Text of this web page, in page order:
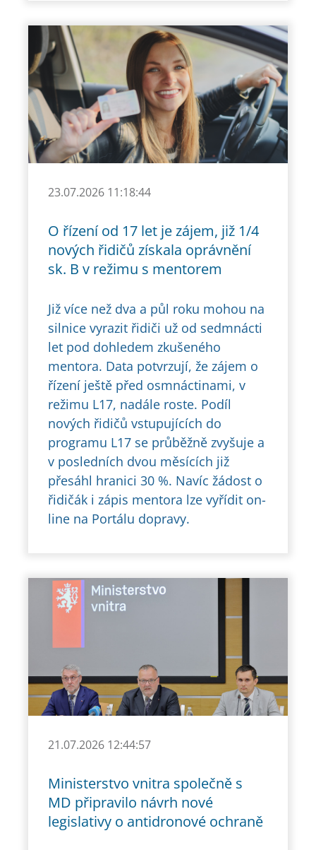
23.07.2026 11:18:44
O řízení od 17 let je zájem, již 1/4
nových řidičů získala oprávnění
sk. B v režimu s mentorem
Již více než dva a půl roku mohou na
silnice vyrazit řidiči už od sedmnácti
let pod dohledem zkušeného
mentora. Data potvrzují, že zájem o
řízení ještě před osmnáctinami, v
režimu L17, nadále roste. Podíl
nových řidičů vstupujících do
programu L17 se průběžně zvyšuje a
v posledních dvou měsících již
přesáhl hranici 30 %. Navíc žádost o
řidičák i zápis mentora lze vyřídit on-
line na Portálu dopravy.
21.07.2026 12:44:57
Ministerstvo vnitra společně s
MD připravilo návrh nové
legislativy o antidronové ochraně